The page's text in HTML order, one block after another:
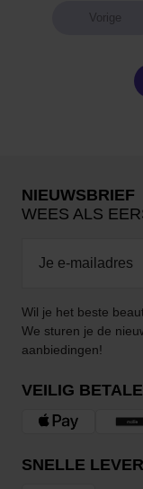
NIEUWSBRIEF
WEES ALS
Wil je het beste
We sturen je de
aanbiedingen!
VEILIG
SNELLE